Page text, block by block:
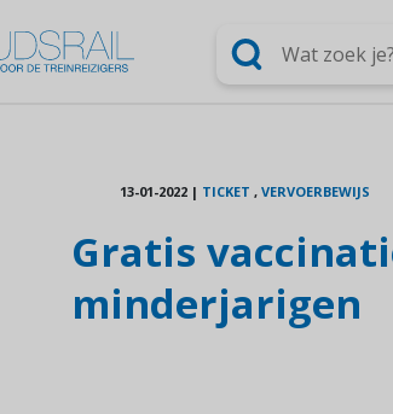
Zoeken
13-01-2022 | TICKET , VERVOERBEWIJS
Gratis
minderjarigen